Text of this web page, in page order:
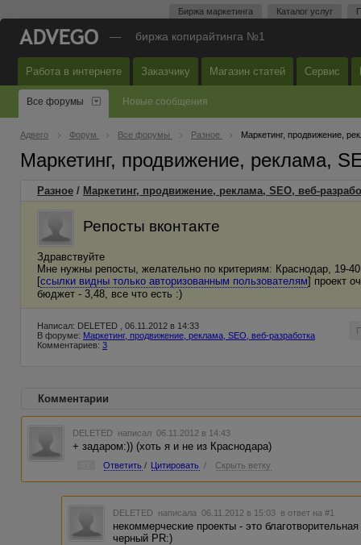
Биржа маркетинга Каталог услуг
— биржа копирайтинга №1
Работа в интернете Заказчику Магазин статей Сервис
Все форумы Новые сообщения
Адвего Форум Все форумы Разное Маркетинг, продвижение,
Маркетинг, продвижение, реклама,
Разное / Маркетинг, продвижение, реклама, SEO, веб-
Репосты вконтакте
Здравствуйте
Мне нужны репосты, желательно по критериям: Краснодар, 19-
[ссылки видны только авторизованным пользователям] проект
бюджет - 3,48, все что есть :)
Написал: DELETED , 06.11.2012 в 14:33
В форуме: Маркетинг, продвижение, реклама, SEO, веб-разработка
Комментариев: 3
Комментарии
DELETED написал 06.11.2012 в 14:43
+ задаром:)) (хоть я и не из Краснодара)
Ответить / Цитировать / Скрыть ветку
DELETED написала 06.11.2012 в 15:03 в ответ на #1
некоммерческие проекты - это
черный PR:)